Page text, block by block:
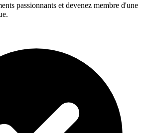
passionnants et devenez membre d'une